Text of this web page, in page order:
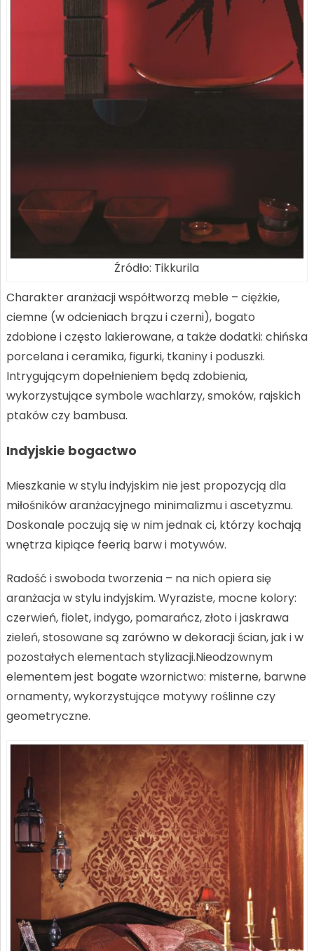
Źródło: Tikkurila
Charakter aranżacji współtworzą meble – ciężkie,
ciemne (w odcieniach brązu i czerni), bogato
zdobione i często lakierowane, a także dodatki: chińska
porcelana i ceramika, figurki, tkaniny i poduszki.
Intrygującym dopełnieniem będą zdobienia,
wykorzystujące symbole wachlarzy, smoków, rajskich
ptaków czy bambusa.
Indyjskie bogactwo
Mieszkanie w stylu indyjskim nie jest propozycją dla
miłośników aranżacyjnego minimalizmu i ascetyzmu.
Doskonale poczują się w nim jednak ci, którzy kochają
wnętrza kipiące feerią barw i motywów.
Radość i swoboda tworzenia – na nich opiera się
aranżacja w stylu indyjskim. Wyraziste, mocne kolory:
czerwień, fiolet, indygo, pomarańcz, złoto i jaskrawa
zieleń, stosowane są zarówno w dekoracji ścian, jak i w
pozostałych elementach stylizacji.Nieodzownym
elementem jest bogate wzornictwo: misterne, barwne
ornamenty, wykorzystujące motywy roślinne czy
geometryczne.